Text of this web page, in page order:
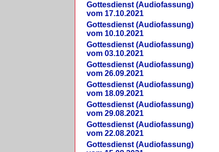
Gottesdienst (Audiofassung)
vom 17.10.2021
Gottesdienst (Audiofassung)
vom 10.10.2021
Gottesdienst (Audiofassung)
vom 03.10.2021
Gottesdienst (Audiofassung)
vom 26.09.2021
Gottesdienst (Audiofassung)
vom 18.09.2021
Gottesdienst (Audiofassung)
vom 29.08.2021
Gottesdienst (Audiofassung)
vom 22.08.2021
Gottesdienst (Audiofassung)